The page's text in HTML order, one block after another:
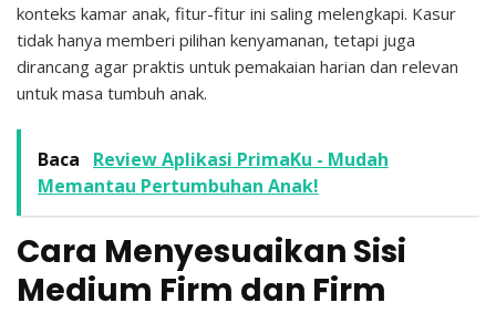
konteks kamar anak, fitur-fitur ini saling melengkapi. Kasur
tidak hanya memberi pilihan kenyamanan, tetapi juga
dirancang agar praktis untuk pemakaian harian dan relevan
untuk masa tumbuh anak.
Baca
Review Aplikasi PrimaKu - Mudah
Memantau Pertumbuhan Anak!
Cara Menyesuaikan Sisi
Medium Firm dan Firm